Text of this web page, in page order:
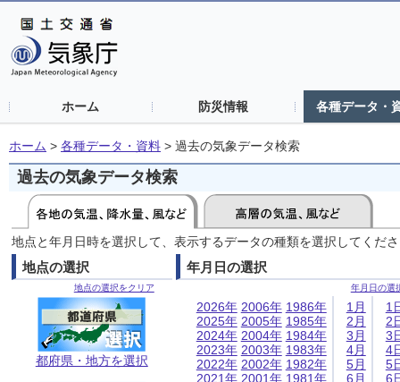
ホーム 防災情報 各種データ・
ホーム > 各種データ・資料 > 過去の気象データ検索
過去の気象データ検索
地点と年月日時を選択して、表示するデータの種類を選択してくだ
地点の選択
地点の選択をクリア
都府県・地方を選択
年月日の選択
年月日の選
2026年
2025年
2024年
2023年
2022年
2021年
2006年
2005年
2004年
2003年
2002年
2001年
1986年
1985年
1984年
1983年
1982年
1981年
1月
2月
3月
4月
5月
6月
1
2
3
4
5
6